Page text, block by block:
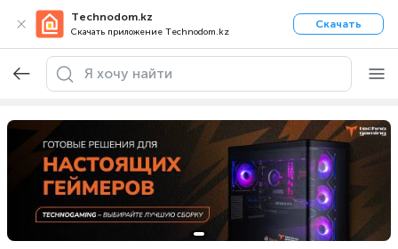
Technodom.kz
Скачать приложение Technodom.kz
Скачать